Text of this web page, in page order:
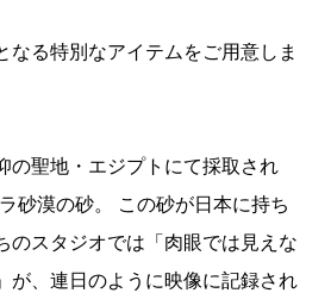
なる特別なアイテムをご用意しま
の聖地・エジプトにて採取され
砂漠の砂。 この砂が日本に持ち
のスタジオでは「肉眼では見えな
が、連日のように映像に記録され